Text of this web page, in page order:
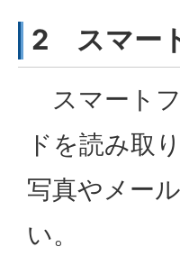
2 スマー
スマート
ドを読み取
写真やメー
い。